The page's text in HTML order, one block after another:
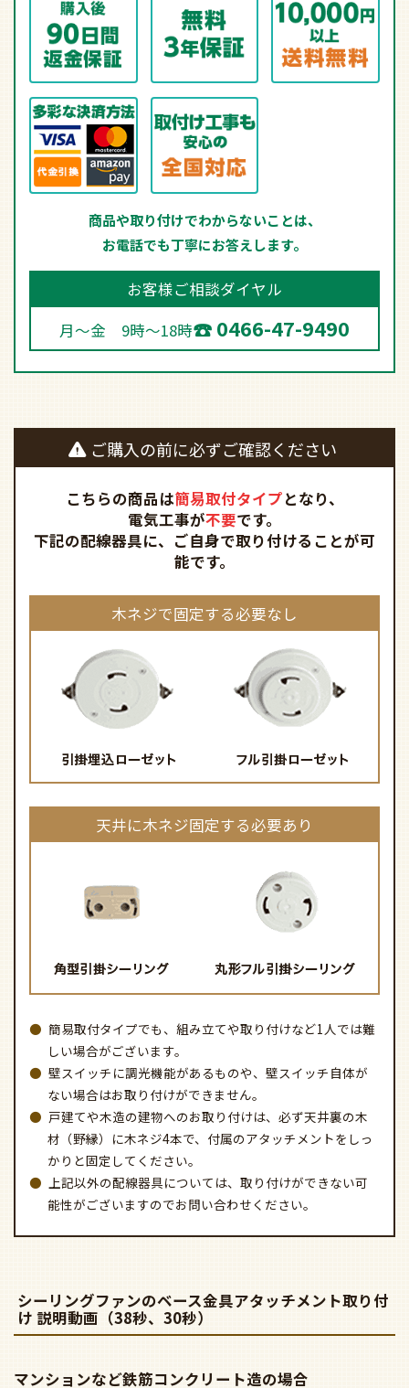
商品や取り付けでわからないことは、
お電話でも丁寧にお答えします。
お客様ご相談ダイヤル
月～金 9時～18時
0466-47-9490
ご購入の前に必ずご確認ください
こちらの商品は簡易取付タイプとなり、
電気工事が不要です。
下記の配線器具に、ご自身で取り付けることが可
能です。
木ネジで固定する必要なし
天井に木ネジ固定する必要あり
簡易取付タイプでも、組み立てや取り付けなど1人では難
しい場合がございます。
壁スイッチに調光機能があるものや、壁スイッチ自体が
ない場合はお取り付けができません。
戸建てや木造の建物へのお取り付けは、必ず天井裏の木
材（野縁）に木ネジ4本で、付属のアタッチメントをしっ
かりと固定してください。
上記以外の配線器具については、取り付けができない可
能性がございますのでお問い合わせください。
シーリングファンのベース金具アタッチメント取り付
け 説明動画（38秒、30秒）
マンションなど鉄筋コンクリート造の場合